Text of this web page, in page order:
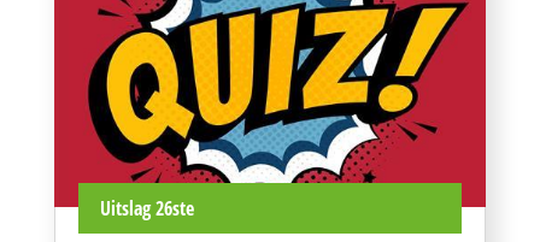
Uitslag 26ste